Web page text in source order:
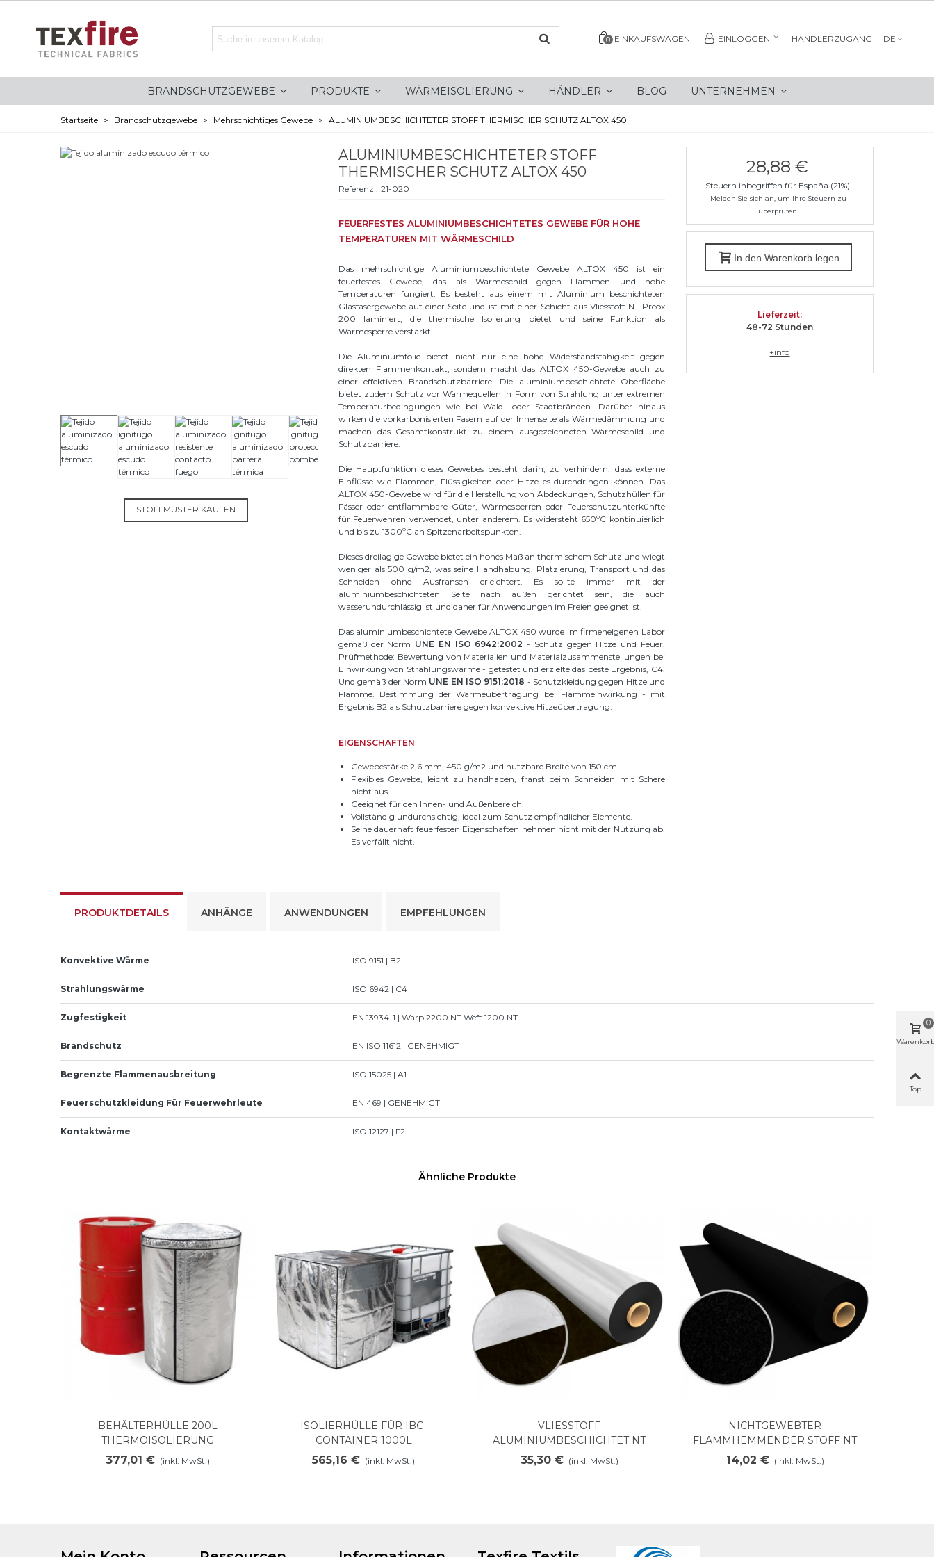
0 EINKAUFSWAGEN EINLOGGEN HÄNDLERZUGANG DE
BRANDSCHUTZGEWEBE PRODUKTE WÄRMEISOLIERUNG HÄNDLER BLOG UNTERNEHMEN
Startseite > Brandschutzgewebe > Mehrschichtiges Gewebe > ALUMINIUMBESCHICHTETER STOFF THERMISCHER SCHUTZ ALTOX 450
STOFFMUSTER KAUFEN
ALUMINIUMBESCHICHTETER STOFF
THERMISCHER SCHUTZ ALTOX 450
Referenz : 21-020
FEUERFESTES ALUMINIUMBESCHICHTETES GEWEBE FÜR HOHE
TEMPERATUREN MIT WÄRMESCHILD
Das mehrschichtige Aluminiumbeschichtete Gewebe ALTOX 450 ist ein
feuerfestes Gewebe, das als Wärmeschild gegen Flammen und hohe
Temperaturen fungiert. Es besteht aus einem mit Aluminium beschichteten
Glasfasergewebe auf einer Seite und ist mit einer Schicht aus Vliesstoff NT Preox
200 laminiert, die thermische Isolierung bietet und seine Funktion als
Wärmesperre verstärkt.
Die Aluminiumfolie bietet nicht nur eine hohe Widerstandsfähigkeit gegen
direkten Flammenkontakt, sondern macht das ALTOX 450-Gewebe auch zu
einer effektiven Brandschutzbarriere. Die aluminiumbeschichtete Oberfläche
bietet zudem Schutz vor Wärmequellen in Form von Strahlung unter extremen
Temperaturbedingungen wie bei Wald- oder Stadtbränden. Darüber hinaus
wirken die vorkarbonisierten Fasern auf der Innenseite als Wärmedämmung und
machen das Gesamtkonstrukt zu einem ausgezeichneten Wärmeschild und
Schutzbarriere.
Die Hauptfunktion dieses Gewebes besteht darin, zu verhindern, dass externe
Einflüsse wie Flammen, Flüssigkeiten oder Hitze es durchdringen können. Das
ALTOX 450-Gewebe wird für die Herstellung von Abdeckungen, Schutzhüllen für
Fässer oder entflammbare Güter, Wärmesperren oder Feuerschutzunterkünfte
für Feuerwehren verwendet, unter anderem. Es widersteht 650ºC kontinuierlich
und bis zu 1300ºC an Spitzenarbeitspunkten.
Dieses dreilagige Gewebe bietet ein hohes Maß an thermischem Schutz und wiegt
weniger als 500 g/m2, was seine Handhabung, Platzierung, Transport und das
Schneiden ohne Ausfransen erleichtert. Es sollte immer mit der
aluminiumbeschichteten Seite nach außen gerichtet sein, die auch
wasserundurchlässig ist und daher für Anwendungen im Freien geeignet ist.
Das aluminiumbeschichtete Gewebe ALTOX 450 wurde im firmeneigenen Labor
gemäß der Norm UNE EN ISO 6942:2002 - Schutz gegen Hitze und Feuer.
Prüfmethode: Bewertung von Materialien und Materialzusammenstellungen bei
Einwirkung von Strahlungswärme - getestet und erzielte das beste Ergebnis, C4.
Und gemäß der Norm UNE EN ISO 9151:2018 - Schutzkleidung gegen Hitze und
Flamme. Bestimmung der Wärmeübertragung bei Flammeinwirkung - mit
Ergebnis B2 als Schutzbarriere gegen konvektive Hitzeübertragung.
EIGENSCHAFTEN
Gewebestärke 2,6 mm, 450 g/m2 und nutzbare Breite von 150 cm.
Flexibles Gewebe, leicht zu handhaben, franst beim Schneiden mit Schere
nicht aus.
Geeignet für den Innen- und Außenbereich.
Vollständig undurchsichtig, ideal zum Schutz empfindlicher Elemente.
Seine dauerhaft feuerfesten Eigenschaften nehmen nicht mit der Nutzung ab.
Es verfällt nicht.
28,88 €
Steuern inbegriffen für España (21%)
Melden Sie sich an, um Ihre Steuern zu
überprüfen.
In den Warenkorb legen
Lieferzeit:
48-72 Stunden
+info
PRODUKTDETAILS ANHÄNGE ANWENDUNGEN EMPFEHLUNGEN
Konvektive Wärme ISO 9151 | B2
Strahlungswärme ISO 6942 | C4
Zugfestigkeit EN 13934-1 | Warp 2200 NT Weft 1200 NT
Brandschutz EN ISO 11612 | GENEHMIGT
Begrenzte Flammenausbreitung ISO 15025 | A1
Feuerschutzkleidung Für Feuerwehrleute EN 469 | GENEHMIGT
Kontaktwärme ISO 12127 | F2
Ähnliche Produkte
In den Warenkorb legen
BEHÄLTERHÜLLE 200L
THERMOISOLIERUNG
377,01 € (inkl. MwSt.)
In den Warenkorb legen
ISOLIERHÜLLE FÜR IBC-
CONTAINER 1000L
565,16 € (inkl. MwSt.)
Mehr anzeigen
VLIESSTOFF
ALUMINIUMBESCHICHTET NT
PREOX 500AL
35,30 € (inkl. MwSt.)
Mehr anzeigen
NICHTGEWEBTER
FLAMMHEMMENDER STOFF NT
PREOX 200
14,02 € (inkl. MwSt.)
0
Top